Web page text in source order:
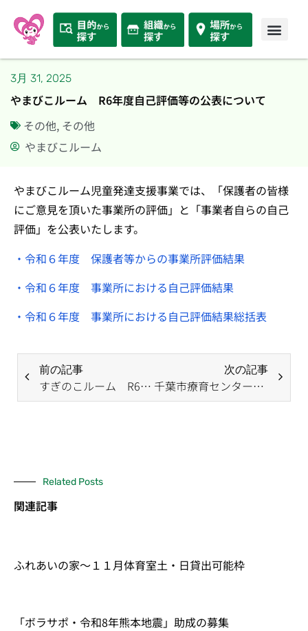
3月 31, 2025
やまびこルーム R6年度自己評価等の公表について
その他, その他
やまびこルーム
やまびこルーム児童発達支援事業では、「保護者の皆様
にご意見を頂いた事業所の評価」と「事業者自らの自己
評価」を公表いたします。
・令和６年度 保護者等からの事業所評価結果
・令和６年度 事業所における自己評価結果
・令和６年度 事業所における自己評価結果総括表
前の記事
すぎのこルーム R6年度自己評価等の公表について
次の記事
千葉市療育センター「大規模改修工事の完了後の移転時期のお知らせ」
Related Posts
関連記事
ふれあいの家～１１月体育室土・日貸出可能枠
「ボラサポ・令和8年熊本地震」助成の募集